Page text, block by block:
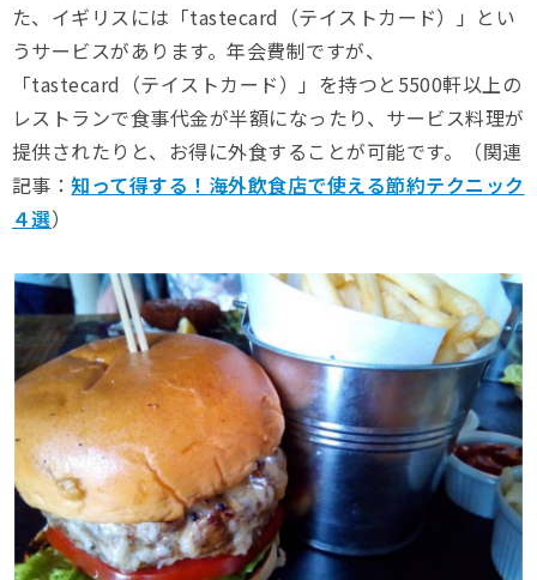
た、イギリスには「tastecard（テイストカード）」とい
うサービスがあります。年会費制ですが、
「tastecard（テイストカード）」を持つと5500軒以上の
レストランで食事代金が半額になったり、サービス料理が
提供されたりと、お得に外食することが可能です。（関連
記事：知って得する！海外飲食店で使える節約テクニック
４選）